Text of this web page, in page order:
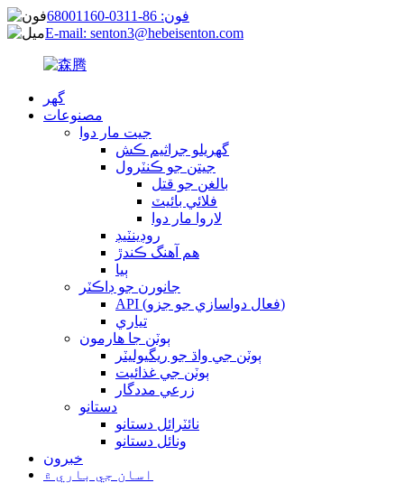
فون: 86-0311-68001160
E-mail: senton3@hebeisenton.com
گھر
مصنوعات
جيت مار دوا
گهريلو جراثيم ڪش
جيتن جو ڪنٽرول
بالغن جو قتل
فلائي بائيٽ
لاروا مار دوا
روڊينٽيڊ
هم آهنگ ڪندڙ
ٻيا
جانورن جو ڊاڪٽر
API (فعال دواسازي جو جزو)
تياري
ٻوٽن جا هارمون
ٻوٽن جي واڌ جو ريگيوليٽر
ٻوٽن جي غذائيت
زرعي مددگار
دستانو
نائٽرائل دستانو
ونائل دستانو
خبرون
اسان جي باري ۾